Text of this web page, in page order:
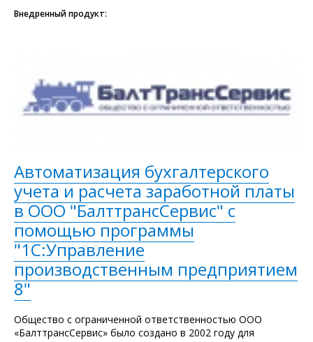
Внедренный продукт:
Автоматизация бухгалтерского
учета и расчета заработной платы
в ООО "БалттрансСервис" с
помощью программы
"1С:Управление
производственным предприятием
8"
Общество с ограниченной ответственностью ООО
«БалттрансСервис» было создано в 2002 году для